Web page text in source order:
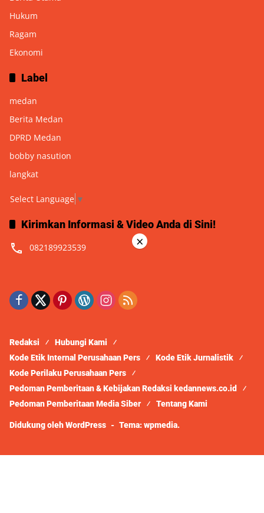
Hukum
Ragam
Ekonomi
Label
medan
Berita Medan
DPRD Medan
bobby nasution
langkat
Select Language ▼
Kirimkan Informasi & Video Anda di Sini!
082189923539
Redaksi
Hubungi Kami
Kode Etik Internal Perusahaan Pers
Kode Etik Jurnalistik
Kode Perilaku Perusahaan Pers
Pedoman Pemberitaan & Kebijakan Redaksi kedannews.co.id
Pedoman Pemberitaan Media Siber
Tentang Kami
Didukung oleh WordPress - Tema: wpmedia.
×